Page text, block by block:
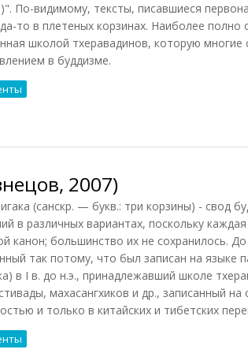
По-видимому, тексты, писавшиеся
то в плетеных корзинах. Наиболее полно
школой тхеравадинов, которую
в буддизме.
2007)
(санскр. — букв.: три корзины) - свод
в различных вариантах, поскольку
канон; большинство их не сохранилось.
так потому, что был записан на языке
в I в. до н.э., принадлежавший школе
махасангхиков и др., записанный на
и только в китайских и тибетских